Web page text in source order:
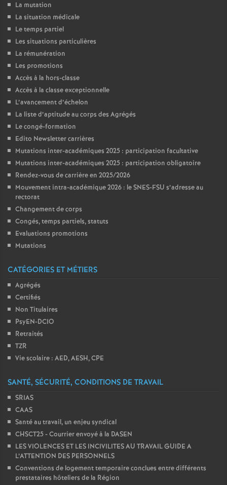
La mutation
La situation médicale
Le temps partiel
Les situations particulières
La rémunération
Les promotions
Accès à la hors-classe
Accès à la classe exceptionnelle
L’avancement d’échelon
La liste d’aptitude au corps des Agrégés
Le congé-formation
Edito Newsletter carrières
Mutations inter-académiques 2025 : participation facultative
Mutations inter-académiques 2025 : participation obligatoire
Rendez-vous de carrière en 2025/2026
Mouvement intra-académique 2026 : le SNES-FSU s’adresse au
rectorat
Changement de corps
Congés, temps partiels, statuts
Evaluations promotions
Mutations
CATÉGORIES ET MÉTIERS
Agrégés
Certifiés
Non Titulaires
PsyEN-DCIO
Retraités
TZR
Vie scolaire : AED, AESH, CPE
SANTÉ, SÉCURITÉ, CONDITIONS DE TRAVAIL
SRIAS
CAAS
Santé au travail, un enjeu syndical
CHSCT25 - Courrier envoyé à la DASEN
LES VIOLENCES ET LES INCIVILITES AU TRAVAIL GUIDE A
L’ATTENTION DES PERSONNELS
Conventions de logement temporaire conclues entre différents
prestataires hôteliers de la Région